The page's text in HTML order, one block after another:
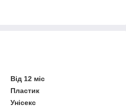
Від 12 міс
Пластик
Унісекс